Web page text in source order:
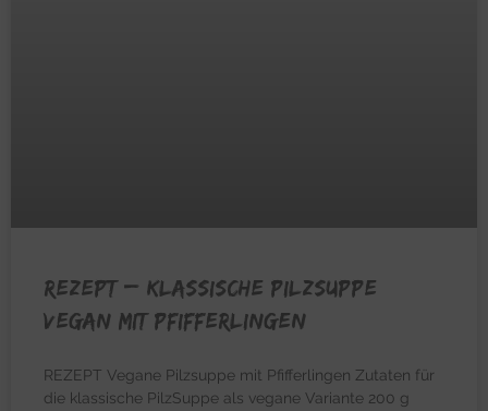
REZEPT – Klassische Pilzsuppe
vegan mit Pfifferlingen
REZEPT Vegane Pilzsuppe mit Pfifferlingen Zutaten für
die klassische PilzSuppe als vegane Variante 200 g